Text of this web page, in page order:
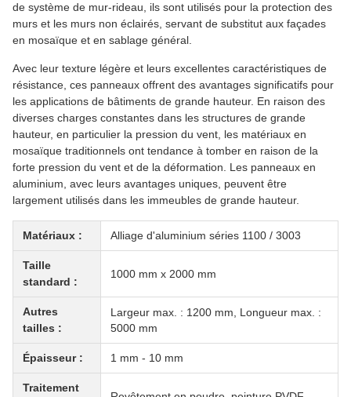
de système de mur-rideau, ils sont utilisés pour la protection des
murs et les murs non éclairés, servant de substitut aux façades
en mosaïque et en sablage général.
Avec leur texture légère et leurs excellentes caractéristiques de
résistance, ces panneaux offrent des avantages significatifs pour
les applications de bâtiments de grande hauteur. En raison des
diverses charges constantes dans les structures de grande
hauteur, en particulier la pression du vent, les matériaux en
mosaïque traditionnels ont tendance à tomber en raison de la
forte pression du vent et de la déformation. Les panneaux en
aluminium, avec leurs avantages uniques, peuvent être
largement utilisés dans les immeubles de grande hauteur.
Matériaux : Alliage d'aluminium séries 1100 / 3003
Taille
standard :
1000 mm x 2000 mm
Autres
tailles :
Largeur max. : 1200 mm, Longueur max. :
5000 mm
Épaisseur : 1 mm - 10 mm
Traitement